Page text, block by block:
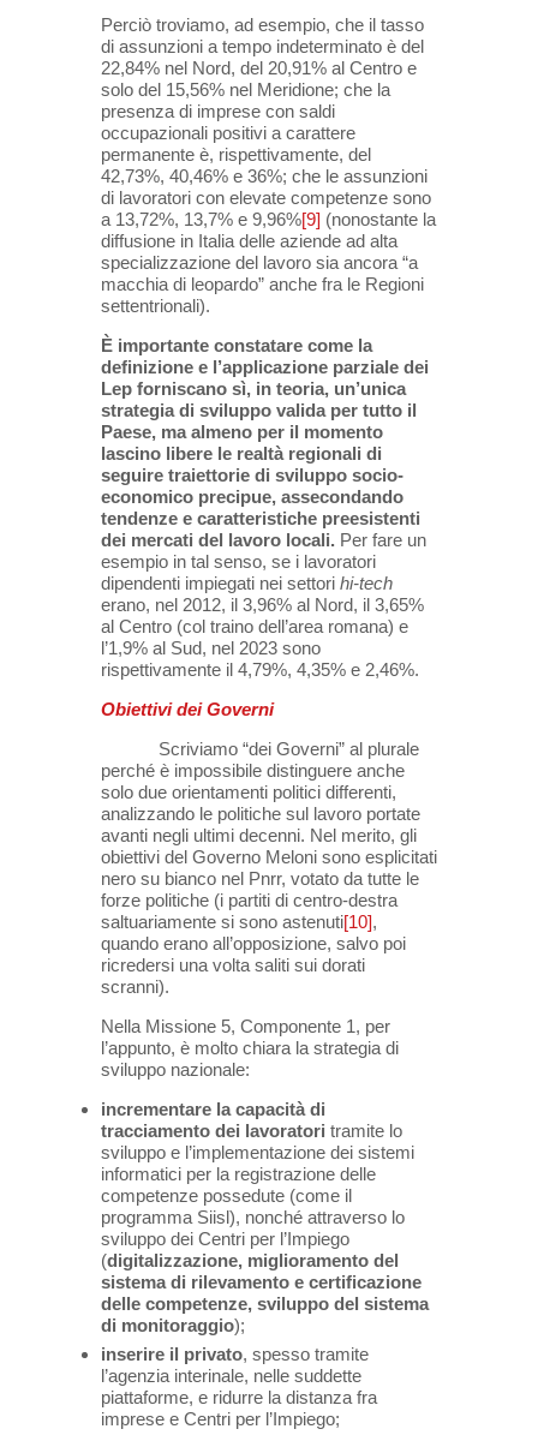
Perciò troviamo, ad esempio, che il tasso
di assunzioni a tempo indeterminato è del
22,84% nel Nord, del 20,91% al Centro e
solo del 15,56% nel Meridione; che la
presenza di imprese con saldi
occupazionali positivi a carattere
permanente è, rispettivamente, del
42,73%, 40,46% e 36%; che le assunzioni
di lavoratori con elevate competenze sono
a 13,72%, 13,7% e 9,96%[9] (nonostante la
diffusione in Italia delle aziende ad alta
specializzazione del lavoro sia ancora “a
macchia di leopardo” anche fra le Regioni
settentrionali).
È importante constatare come la
definizione e l’applicazione parziale dei
Lep forniscano sì, in teoria, un’unica
strategia di sviluppo valida per tutto il
Paese, ma almeno per il momento
lascino libere le realtà regionali di
seguire traiettorie di sviluppo socio-
economico precipue, assecondando
tendenze e caratteristiche preesistenti
dei mercati del lavoro locali. Per fare un
esempio in tal senso, se i lavoratori
dipendenti impiegati nei settori hi-tech
erano, nel 2012, il 3,96% al Nord, il 3,65%
al Centro (col traino dell’area romana) e
l’1,9% al Sud, nel 2023 sono
rispettivamente il 4,79%, 4,35% e 2,46%.
Obiettivi dei Governi
Scriviamo “dei Governi” al plurale
perché è impossibile distinguere anche
solo due orientamenti politici differenti,
analizzando le politiche sul lavoro portate
avanti negli ultimi decenni. Nel merito, gli
obiettivi del Governo Meloni sono esplicitati
nero su bianco nel Pnrr, votato da tutte le
forze politiche (i partiti di centro-destra
saltuariamente si sono astenuti[10],
quando erano all’opposizione, salvo poi
ricredersi una volta saliti sui dorati
scranni).
Nella Missione 5, Componente 1, per
l’appunto, è molto chiara la strategia di
sviluppo nazionale:
incrementare la capacità di
tracciamento dei lavoratori tramite lo
sviluppo e l’implementazione dei sistemi
informatici per la registrazione delle
competenze possedute (come il
programma Siisl), nonché attraverso lo
sviluppo dei Centri per l’Impiego
(digitalizzazione, miglioramento del
sistema di rilevamento e certificazione
delle competenze, sviluppo del sistema
di monitoraggio);
inserire il privato, spesso tramite
l’agenzia interinale, nelle suddette
piattaforme, e ridurre la distanza fra
imprese e Centri per l’Impiego;